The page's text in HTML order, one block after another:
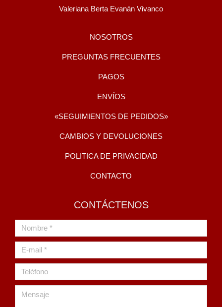
Valeriana Berta Evanán Vivanco
NOSOTROS
PREGUNTAS FRECUENTES
PAGOS
ENVÍOS
«SEGUIMIENTOS DE PEDIDOS»
CAMBIOS Y DEVOLUCIONES
POLITICA DE PRIVACIDAD
CONTACTO
CONTÁCTENOS
Nombre *
E-mail *
Teléfono
Mensaje